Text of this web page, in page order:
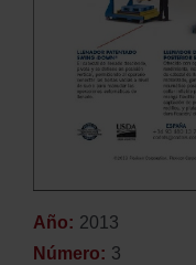
Año
2013
Número
3